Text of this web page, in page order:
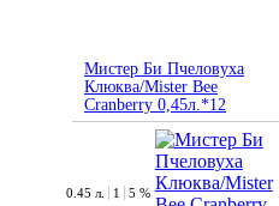
Мистер Би Пчеловуха
Клюква/Mister Bee
Cranberry 0,45л.*12
0.45 л. 1 5 %